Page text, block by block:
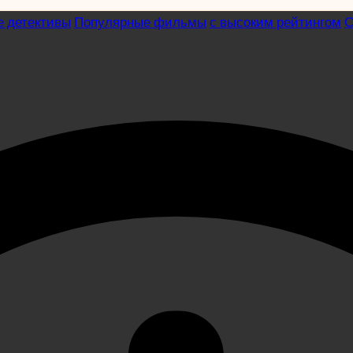
детективы Популярные фильмы с высоким рейтингом